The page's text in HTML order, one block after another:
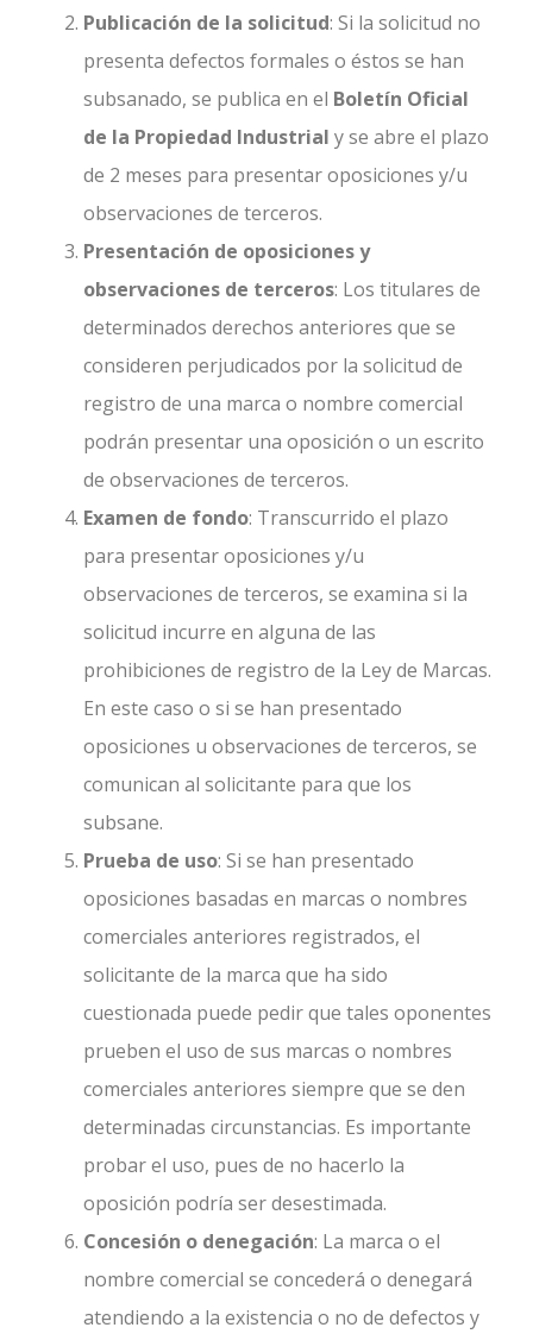
Publicación de la solicitud: Si la solicitud no
presenta defectos formales o éstos se han
subsanado, se publica en el Boletín Oficial
de la Propiedad Industrial y se abre el plazo
de 2 meses para presentar oposiciones y/u
observaciones de terceros.
Presentación de oposiciones y
observaciones de terceros: Los titulares de
determinados derechos anteriores que se
consideren perjudicados por la solicitud de
registro de una marca o nombre comercial
podrán presentar una oposición o un escrito
de observaciones de terceros.
Examen de fondo: Transcurrido el plazo
para presentar oposiciones y/u
observaciones de terceros, se examina si la
solicitud incurre en alguna de las
prohibiciones de registro de la Ley de Marcas.
En este caso o si se han presentado
oposiciones u observaciones de terceros, se
comunican al solicitante para que los
subsane.
Prueba de uso: Si se han presentado
oposiciones basadas en marcas o nombres
comerciales anteriores registrados, el
solicitante de la marca que ha sido
cuestionada puede pedir que tales oponentes
prueben el uso de sus marcas o nombres
comerciales anteriores siempre que se den
determinadas circunstancias. Es importante
probar el uso, pues de no hacerlo la
oposición podría ser desestimada.
Concesión o denegación: La marca o el
nombre comercial se concederá o denegará
atendiendo a la existencia o no de defectos y